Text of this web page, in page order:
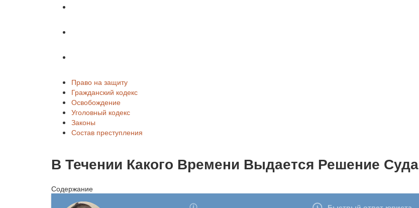
Право на защиту
Гражданский кодекс
Освобождение
Уголовный кодекс
Законы
Состав преступления
В Течении Какого Времени Выдается Решение Суда
Содержание